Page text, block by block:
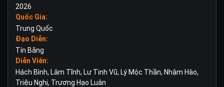
2026
Quốc Gia:
Trung Quốc
Đạo Diễn:
Tín Bằng
Diễn Viên:
Hách Bình, Lâm Tĩnh, Lư Tinh Vũ, Lý Mộc Thần, Nhậm Hào,
Triệu Nghị, Trương Hạo Luân